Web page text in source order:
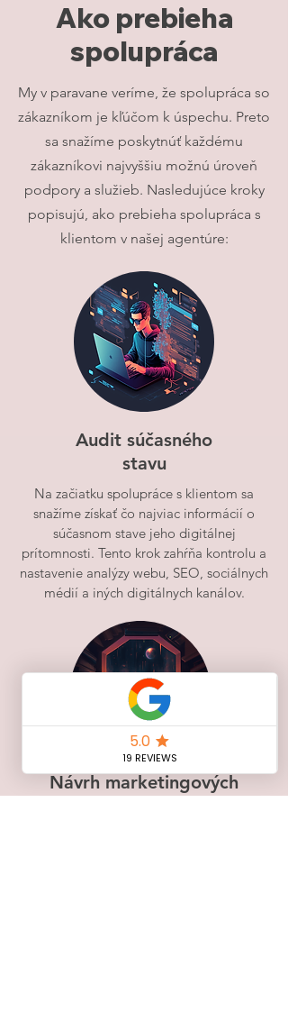
Ako prebieha
spolupráca
My v paravane veríme, že spolupráca so
zákazníkom je kľúčom k úspechu. Preto
sa snažíme poskytnúť každému
zákazníkovi najvyššiu možnú úroveň
podpory a služieb. Nasledujúce kroky
popisujú, ako prebieha spolupráca s
klientom v našej agentúre:
Audit súčasného
stavu
Na začiatku spolupráce s klientom sa
snažíme získať čo najviac informácií o
súčasnom stave jeho digitálnej
prítomnosti. Tento krok zahŕňa kontrolu a
nastavenie analýzy webu, SEO, sociálnych
médií a iných digitálnych kanálov.
Návrh marketingových